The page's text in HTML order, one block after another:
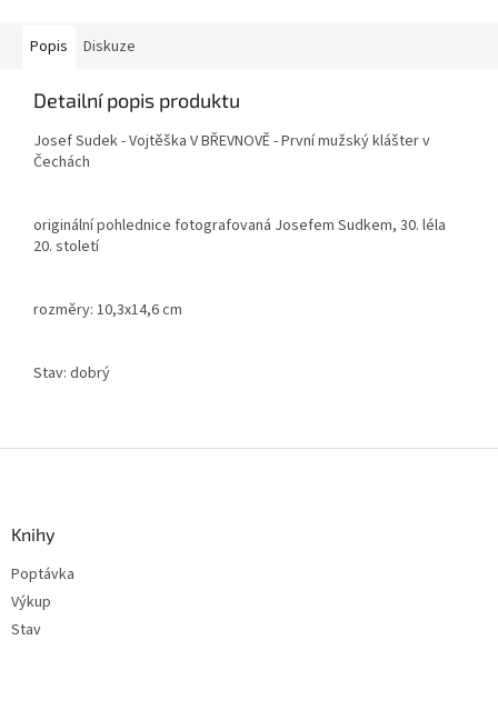
Popis Diskuze
Detailní popis produktu
Josef Sudek - Vojtěška V BŘEVNOVĚ - První mužský klášter v
Čechách
originální pohlednice fotografovaná Josefem Sudkem, 30. léla
20. století
rozměry: 10,3x14,6 cm
Stav: dobrý
Knihy
Poptávka
Výkup
Stav